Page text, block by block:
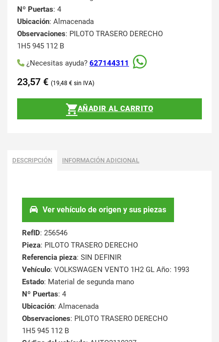
Nº Puertas: 4
Ubicación: Almacenada
Observaciones: PILOTO TRASERO DERECHO
1H5 945 112 B
¿Necesitas ayuda? 627144311
23,57 € 19,48 €
AÑADIR AL CARRITO
DESCRIPCIÓN INFORMACIÓN ADICIONAL
Ver vehículo de origen y sus piezas
RefID: 256546
Pieza: PILOTO TRASERO DERECHO
Referencia pieza: SIN DEFINIR
Vehículo: VOLKSWAGEN VENTO 1H2 GL Año: 1993
Estado: Material de segunda mano
Nº Puertas: 4
Ubicación: Almacenada
Observaciones: PILOTO TRASERO DERECHO
1H5 945 112 B